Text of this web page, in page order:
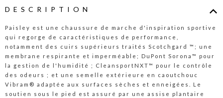
DESCRIPTION
Paisley est une chaussure de marche d'inspiration sportive
qui regorge de caractéristiques de performance,
notamment des cuirs supérieurs traités Scotchgard ™; une
membrane respirante et imperméable; DuPont Sorona™ pour
la gestion de l'humidité ; CleansportNXT™ pour le contrôle
des odeurs ; et une semelle extérieure en caoutchouc
Vibram® adaptée aux surfaces sèches et enneigées. Le
soutien sous le pied est assuré par une assise plantaire